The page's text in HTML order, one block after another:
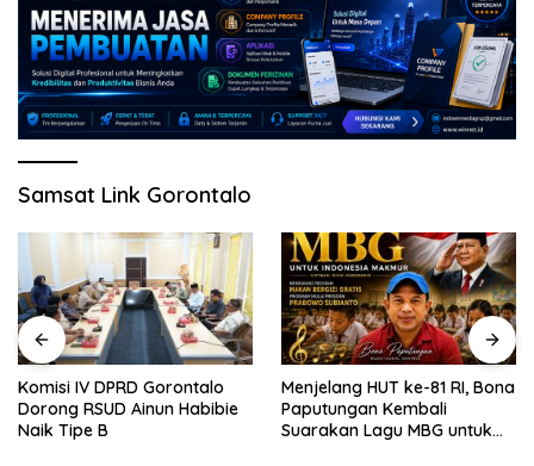
Samsat Link Gorontalo
Komisi IV DPRD Gorontalo
Dorong RSUD Ainun Habibie
Naik Tipe B
Menjelang HUT ke-81 RI, Bona
Paputungan Kembali
Suarakan Lagu MBG untuk